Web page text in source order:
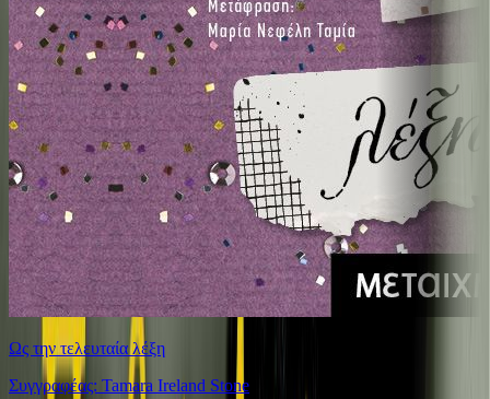
Ως την τελευταία λέξη
Συγγραφέας: Tamara Ireland Stone